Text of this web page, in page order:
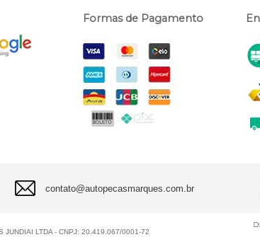
Formas de Pagamento
contato@autopecasmarques.com.br
JUNDIAI LTDA - CNPJ: 20.419.067/0001-72